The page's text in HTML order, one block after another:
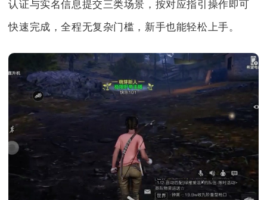
认证与实名信息提交三类场景，按对应指引操作即可
快速完成，全程无复杂门槛，新手也能轻松上手。